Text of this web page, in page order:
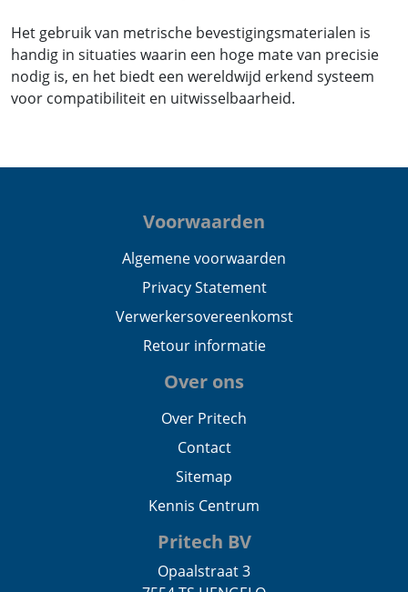
Het gebruik van metrische bevestigingsmaterialen is
handig in situaties waarin een hoge mate van precisie
nodig is, en het biedt een wereldwijd erkend systeem
voor compatibiliteit en uitwisselbaarheid.
Voorwaarden
Algemene voorwaarden
Privacy Statement
Verwerkersovereenkomst
Retour informatie
Over ons
Over Pritech
Contact
Sitemap
Kennis Centrum
Pritech BV
Opaalstraat 3